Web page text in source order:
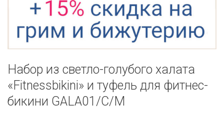
Набор из светло-голубого халата
«Fitnessbikini» и туфель для фитнес-
бикини GALA01/C/M